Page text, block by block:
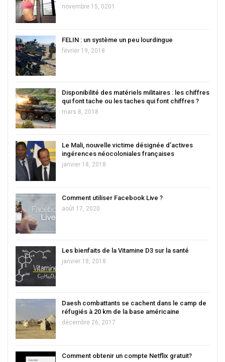
novembre 15, 0201
FELIN : un système un peu lourdingue
février 19, 2018
Disponibilité des matériels militaires : les chiffres
qui font tache ou les taches qui font chiffres ?
mars 8, 2018
Le Mali, nouvelle victime désignée d’actives
ingérences néocoloniales françaises
janvier 18, 2018
Comment utiliser Facebook Live ?
août 17, 2020
Les bienfaits de la Vitamine D3 sur la santé
janvier 18, 2018
Daesh combattants se cachent dans le camp de
réfugiés à 20 km de la base américaine
décembre 26, 2017
Comment obtenir un compte Netflix gratuit?